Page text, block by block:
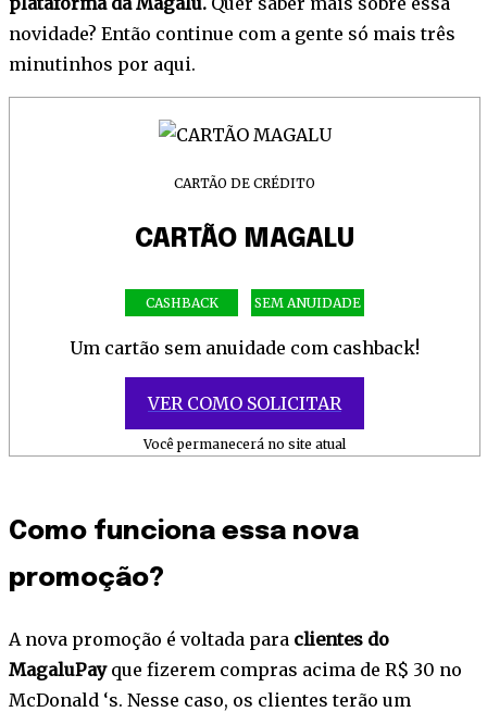
novidade? Então continue com a gente só mais três
minutinhos por aqui.
CARTÃO DE CRÉDITO
CARTÃO MAGALU
CASHBACK SEM ANUIDADE
Um cartão sem anuidade com cashback!
VER COMO SOLICITAR
Você permanecerá no site atual
Como funciona essa nova
promoção?
A nova promoção é voltada para clientes do
MagaluPayque fizerem compras acima de R$ 30 no
McDonald ‘s. Nesse caso, os clientes terão um